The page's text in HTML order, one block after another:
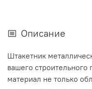
Описание
Штакетник
вашего строительного
материал не только